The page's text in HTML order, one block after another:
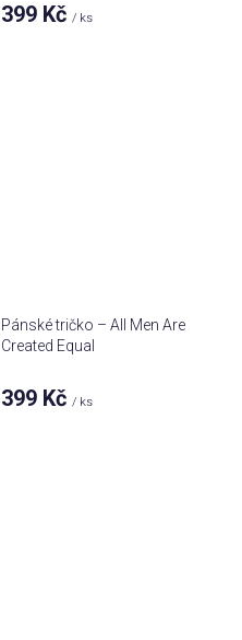
399 Kč/ ks
Pánské tričko – All Men Are
Created Equal
399 Kč / ks